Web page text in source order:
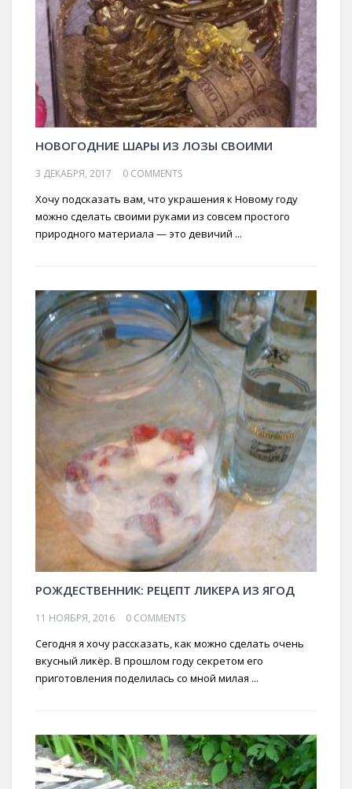
НОВОГОДНИЕ ШАРЫ ИЗ ЛОЗЫ СВОИМИ
3 ДЕКАБРЯ, 2017 0 COMMENTS
Хочу подсказать вам, что украшения к Новому году
можно сделать своими руками из совсем простого
природного материала — это девичий ...
РОЖДЕСТВЕННИК: РЕЦЕПТ ЛИКЕРА ИЗ ЯГОД
11 НОЯБРЯ, 2016 0 COMMENTS
Сегодня я хочу рассказать, как можно сделать очень
вкусный ликёр. В прошлом году секретом его
приготовления поделилась со мной милая ...